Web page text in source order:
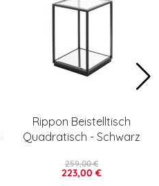
Rippon Beistelltisch
Quadratisch - Schwarz
223,00 €
259,00 €